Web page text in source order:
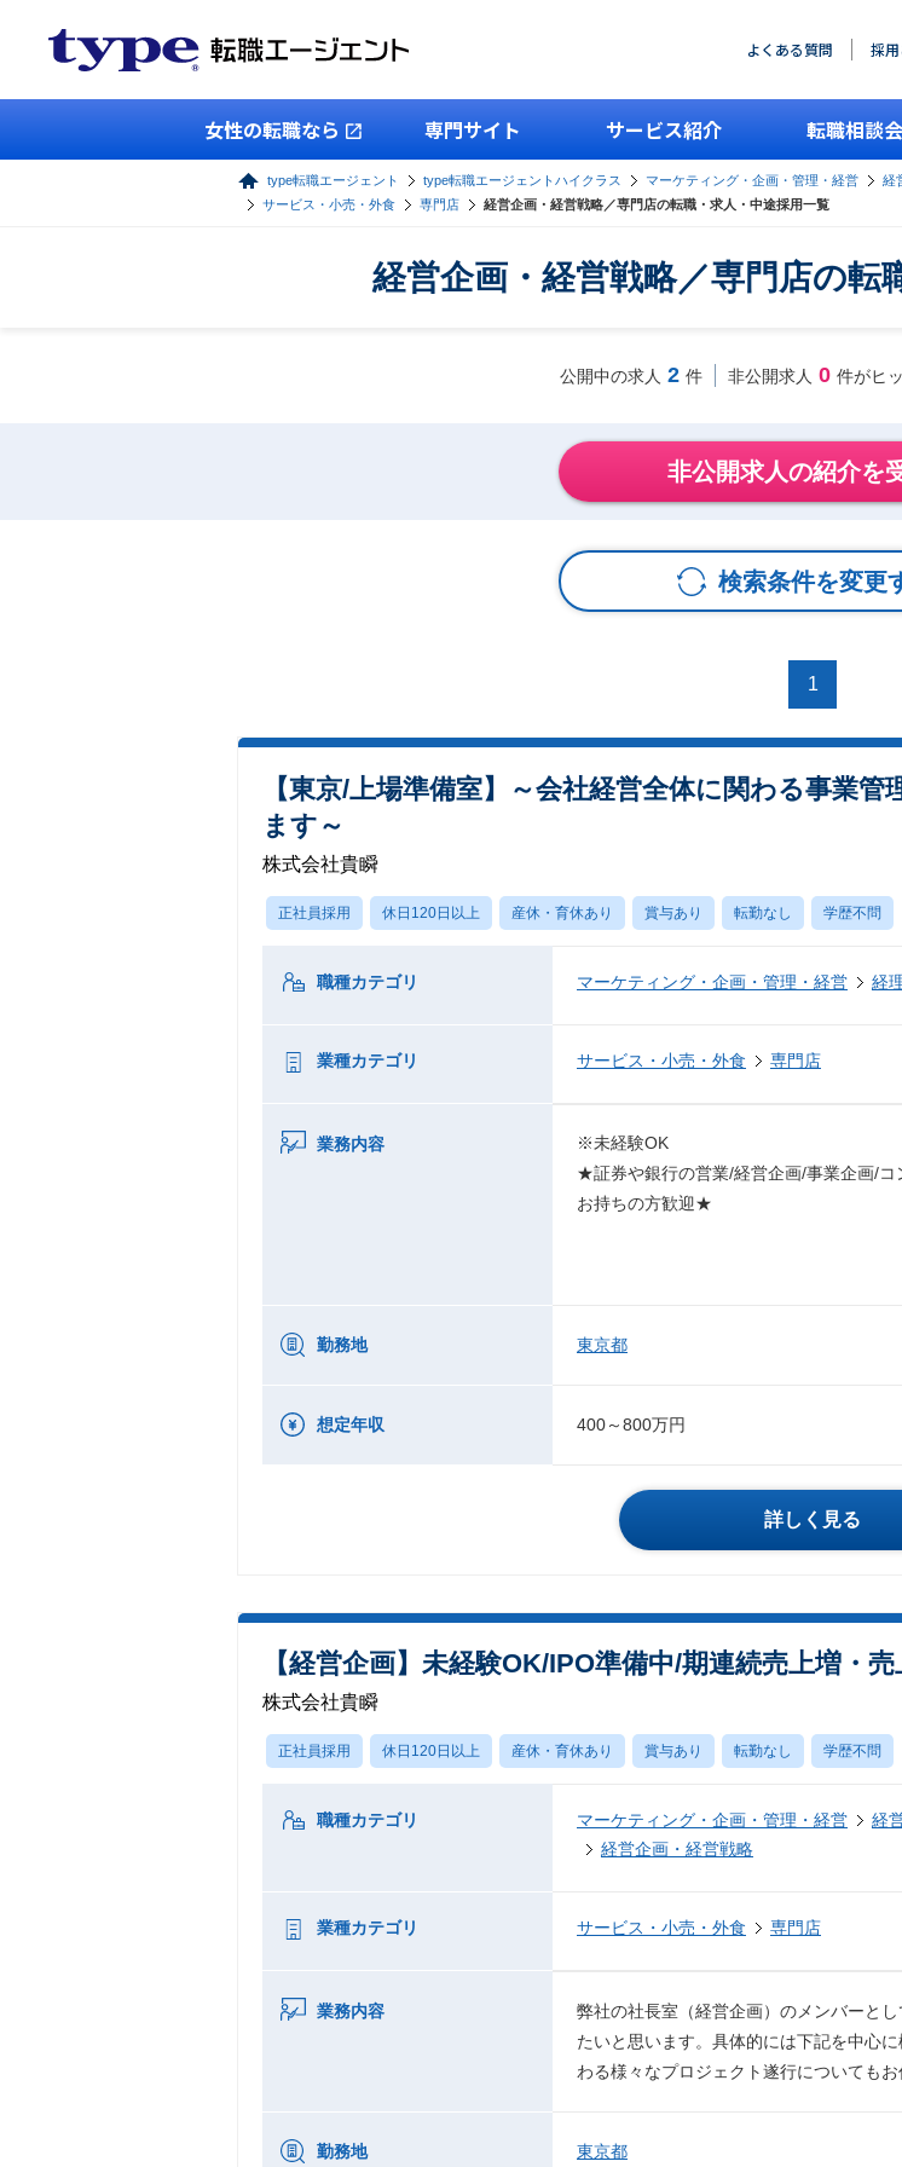
よくある質問 採
女性の転職なら 専門サイト サービス紹介 転職相談
type転職エージェント type転職エージェントハイクラス マーケティング・企画・管理・経営 経
サービス・小売・外食
専門店 経営企画・経営戦略／専門店の転職・求人・中途採用一覧
経営企画・経営戦略／専門店の転
公開中の求人 2 件 非公開求人 0 件がヒ
非公開求人の紹介を
検索条件を変更
1
【東京/上場準備室】～会社経営全体に関わる事業
ます～
株式会社貴瞬
正社員採用 休日120日以上 産休・育休あり 賞与あり 転勤なし 学歴不問
職種カテゴリ マーケティング・企画・管理・経営 経
業種カテゴリ サービス・小売・外食 専門店
業務内容
※未経験OK
★証券や銀行の営業/経営企画/事業企画/コ
お持ちの方歓迎★
勤務地 東京都
想定年収 400～800万円
詳しく見る
【経営企画】未経験OK/IPO準備中/期連続売上増・
株式会社貴瞬
正社員採用 休日120日以上 産休・育休あり 賞与あり 転勤なし 学歴不問
職種カテゴリ マーケティング・企画・管理・経営
経
経営企画・経営戦略
業種カテゴリ サービス・小売・外食 専門店
業務内容
弊社の社長室（経営企画）のメンバーと
たいと思います。具体的には下記を中心
わる様々なプロジェクト遂行についてもお
勤務地 東京都